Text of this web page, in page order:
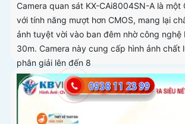
Camera quan sát KX-CAi8004SN-A là một
với tính năng mượt hơn CMOS, mang lại
ảnh tuyệt vời vào ban đêm nhờ công nghệ
30m. Camera này cung cấp hình ảnh chất
phân giải lên đến 8